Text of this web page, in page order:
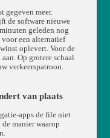
gegeven meer.
de software nieuwe
geleden nog
een alternatief
oplevert. Voor de
Op grotere schaal
verkeerspatroon.
van plaats
apps de file niet
manier waarop